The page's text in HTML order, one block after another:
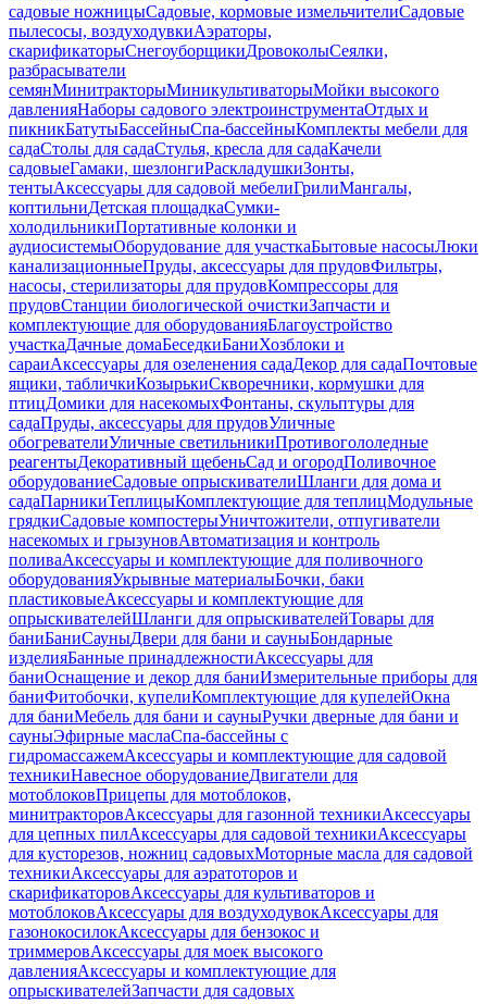
садовые ножницыСадовые, кормовые измельчителиСадовые
пылесосы, воздуходувкиАэраторы,
скарификаторыСнегоуборщикиДровоколыСеялки,
разбрасыватели
семянМинитракторыМиникультиваторыМойки высокого
давленияНаборы садового электроинструментаОтдых и
пикникБатутыБассейныСпа-бассейныКомплекты мебели для
садаСтолы для садаСтулья, кресла для садаКачели
садовыеГамаки, шезлонгиРаскладушкиЗонты,
тентыАксессуары для садовой мебелиГрилиМангалы,
коптильниДетская площадкаСумки-
холодильникиПортативные колонки и
аудиосистемыОборудование для участкаБытовые насосыЛюки
канализационныеПруды, аксессуары для прудовФильтры,
насосы, стерилизаторы для прудовКомпрессоры для
прудовСтанции биологической очисткиЗапчасти и
комплектующие для оборудованияБлагоустройство
участкаДачные домаБеседкиБаниХозблоки и
сараиАксессуары для озеленения садаДекор для садаПочтовые
ящики, табличкиКозырькиСкворечники, кормушки для
птицДомики для насекомыхФонтаны, скульптуры для
садаПруды, аксессуары для прудовУличные
обогревателиУличные светильникиПротивогололедные
реагентыДекоративный щебеньСад и огородПоливочное
оборудованиеСадовые опрыскивателиШланги для дома и
садаПарникиТеплицыКомплектующие для теплицМодульные
грядкиСадовые компостерыУничтожители, отпугиватели
насекомых и грызуновАвтоматизация и контроль
поливаАксессуары и комплектующие для поливочного
оборудованияУкрывные материалыБочки, баки
пластиковыеАксессуары и комплектующие для
опрыскивателейШланги для опрыскивателейТовары для
баниБаниСауныДвери для бани и сауныБондарные
изделияБанные принадлежностиАксессуары для
баниОснащение и декор для баниИзмерительные приборы для
баниФитобочки, купелиКомплектующие для купелейОкна
для баниМебель для бани и сауныРучки дверные для бани и
сауныЭфирные маслаСпа-бассейны с
гидромассажемАксессуары и комплектующие для садовой
техникиНавесное оборудованиеДвигатели для
мотоблоковПрицепы для мотоблоков,
минитракторовАксессуары для газонной техникиАксессуары
для цепных пилАксессуары для садовой техникиАксессуары
для кусторезов, ножниц садовыхМоторные масла для садовой
техникиАксессуары для аэратоторов и
скарификаторовАксессуары для культиваторов и
мотоблоковАксессуары для воздуходувокАксессуары для
газонокосилокАксессуары для бензокос и
триммеровАксессуары для моек высокого
давленияАксессуары и комплектующие для
опрыскивателейЗапчасти для садовых